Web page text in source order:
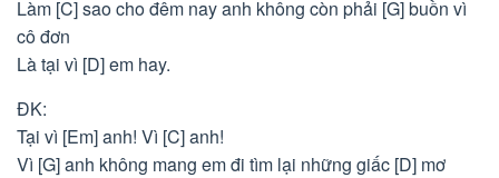
Làm [C] sao cho đêm nay anh không còn phải [G] buồn vì
cô đơn
Là tại vì [D] em hay.
ĐK:
Tại vì [Em] anh! Vì [C] anh!
Vì [G] anh không mang em đi tìm lại những giấc [D] mơ